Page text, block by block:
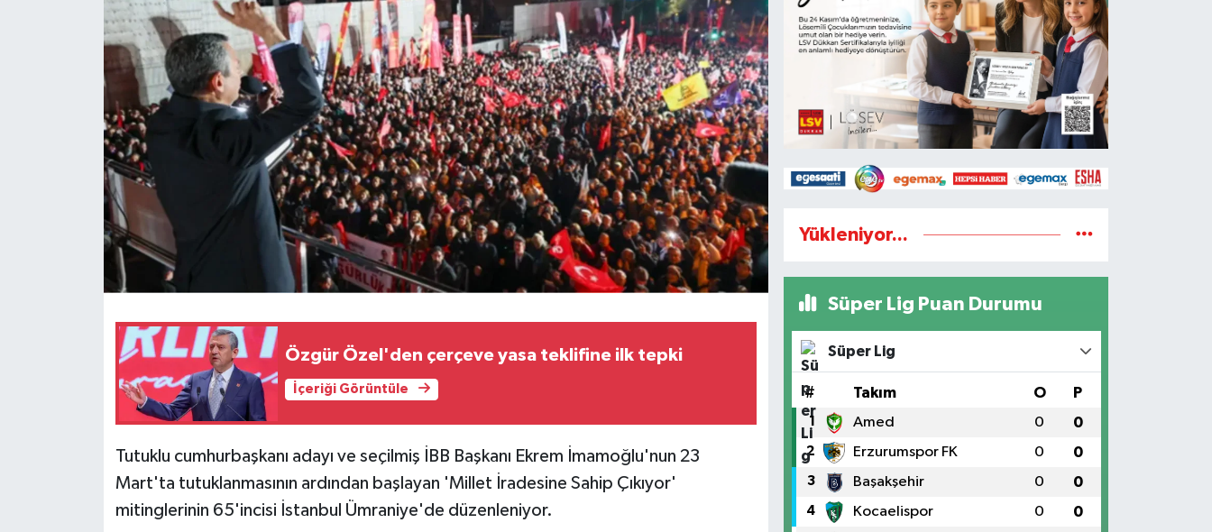
Özgür Özel'den çerçeve yasa teklifine ilk tepki
İçeriği Görüntüle
Tutuklu cumhurbaşkanı adayı ve seçilmiş İBB Başkanı Ekrem İmamoğlu'nun 23
Mart'ta tutuklanmasının ardından başlayan 'Millet İradesine Sahip Çıkıyor'
mitinglerinin 65'incisi İstanbul Ümraniye'de düzenleniyor.
Yükleniyor...
Süper Lig Puan Durumu
Süper Lig
# Takım O P
1 Amed 0 0
2 Erzurumspor FK 0 0
3 Başakşehir 0 0
4 Kocaelispor 0 0
Magazin
Özel Haber
Siyaset
Son Dakika